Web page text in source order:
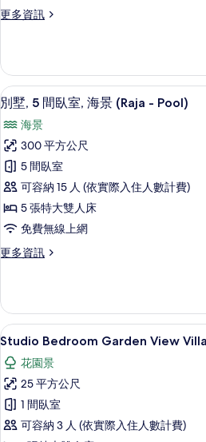
的
相
片
更多資訊
更
Ocean
View
Pool
Villa
的
詳
情
顯
示
別
墅,
5
間
臥
室,
海
Pool)
的
所
有
相
片
26
別墅, 5 間臥室, 海景 (Raja - Pool)
海景
300 平方公尺
5 間臥室
可容納 15 人 (依實際入住人數計費)
5 張特大雙人床
免費無線上網
更多資訊
更
5
間
臥
海
景
(Raja
Pool)
的
顯
示
Studio
Bedroom
Garden
View
18
Studio Bedroom Garden View Villa
花園景
25 平方公尺
1 間臥室
可容納 3 人 (依實際入住人數計費)